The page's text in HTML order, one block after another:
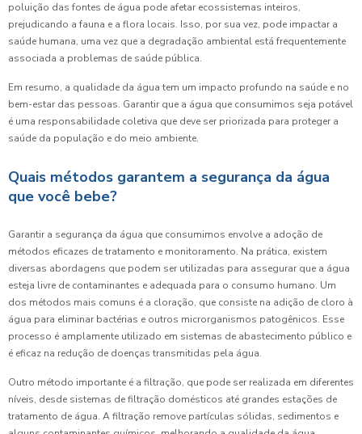
poluição das fontes de água pode afetar ecossistemas inteiros,
prejudicando a fauna e a flora locais. Isso, por sua vez, pode impactar a
saúde humana, uma vez que a degradação ambiental está frequentemente
associada a problemas de saúde pública.
Em resumo, a qualidade da água tem um impacto profundo na saúde e no
bem-estar das pessoas. Garantir que a água que consumimos seja potável
é uma responsabilidade coletiva que deve ser priorizada para proteger a
saúde da população e do meio ambiente.
Quais métodos garantem a segurança da água
que você bebe?
Garantir a segurança da água que consumimos envolve a adoção de
métodos eficazes de tratamento e monitoramento. Na prática, existem
diversas abordagens que podem ser utilizadas para assegurar que a água
esteja livre de contaminantes e adequada para o consumo humano. Um
dos métodos mais comuns é a cloração, que consiste na adição de cloro à
água para eliminar bactérias e outros microrganismos patogênicos. Esse
processo é amplamente utilizado em sistemas de abastecimento público e
é eficaz na redução de doenças transmitidas pela água.
Outro método importante é a filtração, que pode ser realizada em diferentes
níveis, desde sistemas de filtração domésticos até grandes estações de
tratamento de água. A filtração remove partículas sólidas, sedimentos e